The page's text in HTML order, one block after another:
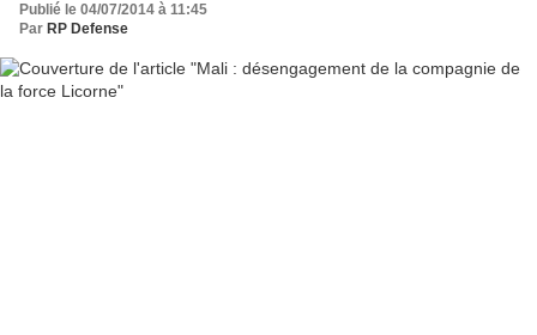
Publié le 04/07/2014 à 11:45
Par RP Defense